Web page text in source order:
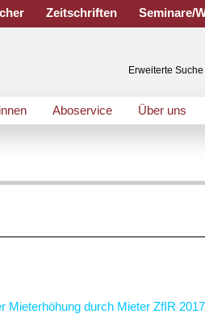
Zeitschriften Seminare/
Erweiterte Suche
Aboservice Über uns
Mieterhöhung durch Mieter ZfIR